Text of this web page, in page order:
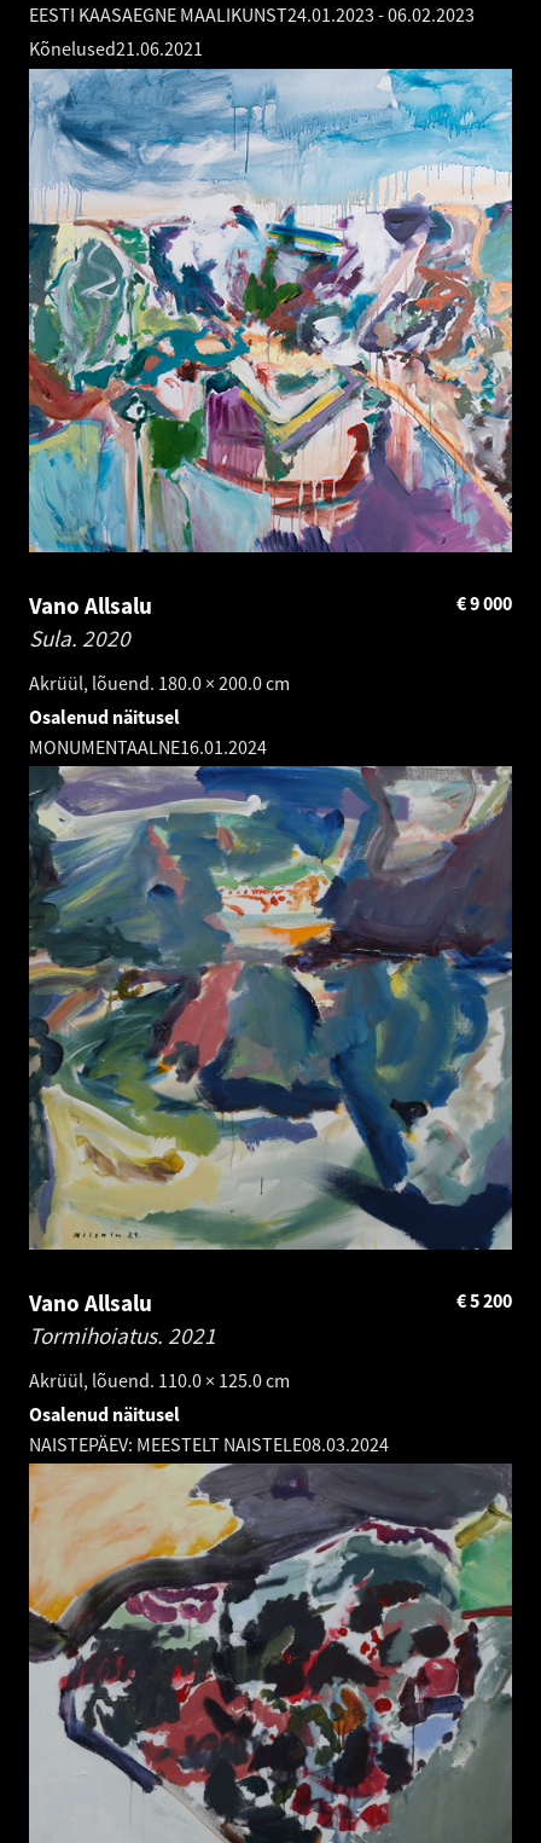
EESTI KAASAEGNE MAALIKUNST24.01.2023 -06.02.2023
Kõnelused21.06.2021
Vano Allsalu
Sula. 2020
Akrüül, lõuend. 180.0 × 200.0 cm
9 000
€
Osalenud näitusel
MONUMENTAALNE16.01.2024
Vano Allsalu
Tormihoiatus. 2021
Akrüül, lõuend. 110.0 × 125.0 cm
5 200
€
Osalenud näitusel
NAISTEPÄEV: MEESTELT NAISTELE08.03.2024